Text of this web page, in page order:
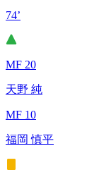
74’
MF 20
天野 純
MF 10
福岡 慎平